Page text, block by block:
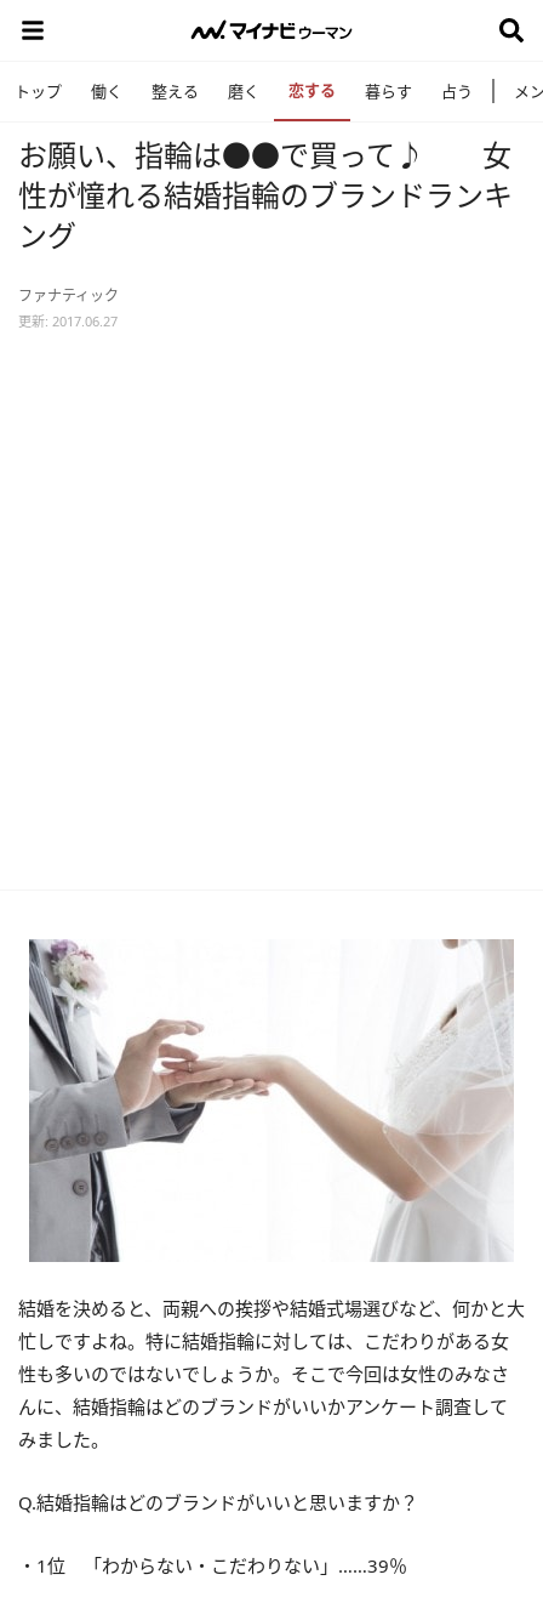
トップ 働く 整える 磨く 恋する 暮らす 占う メ
お願い、指輪は●●で買って♪ 女
性が憧れる結婚指輪のブランドランキ
ング
ファナティック
更新: 2017.06.27
結婚を決めると、両親への挨拶や結婚式場選びなど、何かと大
忙しですよね。特に結婚指輪に対しては、こだわりがある女
性も多いのではないでしょうか。そこで今回は女性のみなさ
んに、結婚指輪はどのブランドがいいかアンケート調査して
みました。
Q.結婚指輪はどのブランドがいいと思いますか？
・1位 「わからない・こだわりない」……39％